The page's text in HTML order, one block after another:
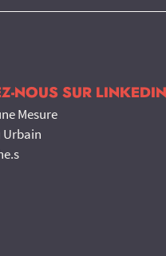
NOUS SUR LINKEDIN
Mesure
Urbain